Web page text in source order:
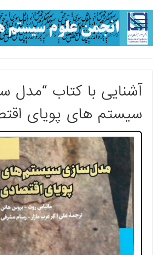
آشنایی با کتاب “مدل
سیستم های پویای